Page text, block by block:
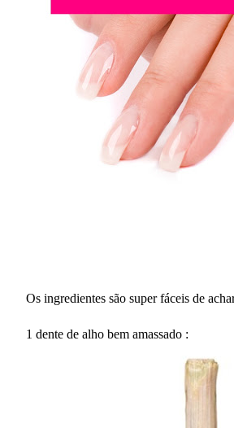
Os ingredientes são super fáceis de
1 dente de alho bem amassado :